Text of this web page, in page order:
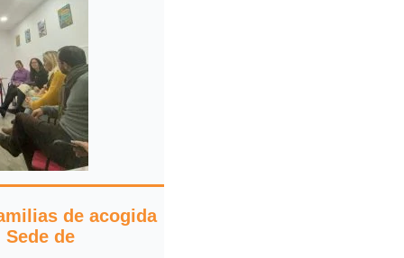
de acogida
Sede de